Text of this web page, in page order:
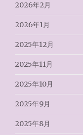
2026年2月
2026年1月
2025年12月
2025年11月
2025年10月
2025年9月
2025年8月